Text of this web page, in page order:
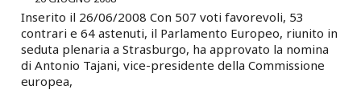
Inserito il 26/06/2008 Con 507 voti favorevoli, 53
contrari e 64 astenuti, il Parlamento Europeo, riunito in
seduta plenaria a Strasburgo, ha approvato la nomina
di Antonio Tajani, vice-presidente della Commissione
europea,